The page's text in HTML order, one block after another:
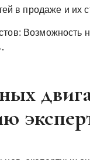
в продаже и их
Возможность